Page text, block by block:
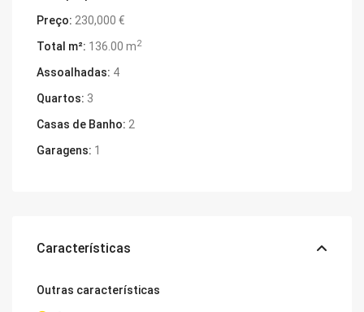
Preço: 230,000 €
Total m²: 136.00 m2
Assoalhadas: 4
Quartos: 3
Casas de Banho: 2
Garagens: 1
Características
Outras características